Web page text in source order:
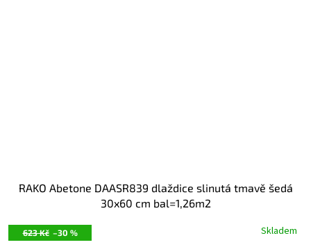
623 Kč –30 %
RAKO Abetone DAASR839 dlaždice slinutá tmavě šedá
30x60 cm bal=1,26m2
Skladem